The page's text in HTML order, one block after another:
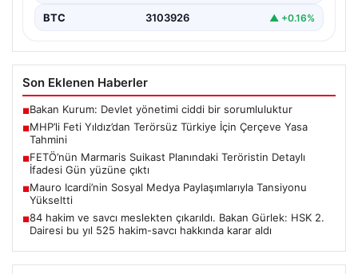
BTC 3103926 ▲ +0.16%
Son Eklenen Haberler
■Bakan Kurum: Devlet yönetimi ciddi bir sorumluluktur
■MHP’li Feti Yıldız’dan Terörsüz Türkiye İçin Çerçeve Yasa
Tahmini
■FETÖ’nün Marmaris Suikast Planındaki Teröristin Detaylı
İfadesi Gün yüzüne çıktı
■Mauro Icardi’nin Sosyal Medya Paylaşımlarıyla Tansiyonu
Yükseltti
■84 hakim ve savcı meslekten çıkarıldı. Bakan Gürlek: HSK 2.
Dairesi bu yıl 525 hakim-savcı hakkında karar aldı